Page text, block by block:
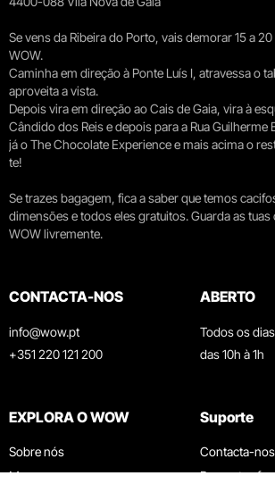
Se vens da Ribeira do Porto, vais demorar 15 a
WOW.
Caminha em direção à Ponte Luís I, atravessa o
aproveita a vista.
Depois vira em direção ao Cais de Gaia, vira à
Cândido dos Reis e depois para a Rua Guilherme
já o The Chocolate Experience e mais acima o
te!
Se trazes bagagem, fica a saber que temos
dimensões e todos eles gratuitos. Guarda as
WOW livremente.
CONTACTA-NOS
info@wow.pt
+351 220 121 200
ABERTO
Todos os dias
das 10h à 1h
EXPLORA O WOW
Sobre nós
Museus
Suporte
Contacta-nos
Perguntas